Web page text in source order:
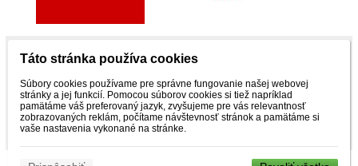
NÁM
Táto stránka používa cookies
Súbory cookies používame pre správne fungovanie našej webovej
stránky a jej funkcií. Pomocou súborov cookies si tiež napríklad
pamätáme váš preferovaný jazyk, zvyšujeme pre vás relevantnosť
zobrazovaných reklám, počítame návštevnosť stránok a pamätáme si
vaše nastavenia vykonané na stránke.